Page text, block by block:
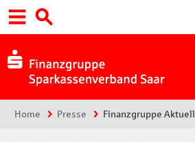
Hauptnavigation
Sie sind hier:
Home Presse Finanzgruppe Aktuell